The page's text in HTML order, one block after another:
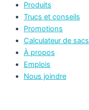
Produits
Trucs et conseils
Promotions
Calculateur de sacs
À propos
Emplois
Nous joindre